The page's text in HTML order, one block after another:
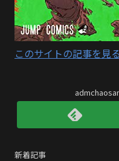
このサイトの記事を見る
新着記事